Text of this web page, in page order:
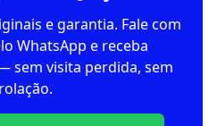
e garantia. Fale com
WhatsApp e receba
sem visita perdida, sem